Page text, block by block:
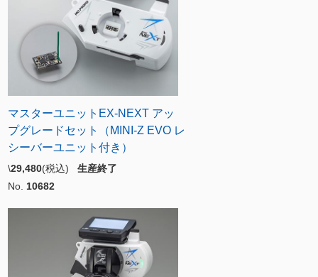
マスターユニットEX-NEXT アッ
プグレードセット（MINI-Z EVO レ
シーバーユニット付き）
\29,480(税込) 生産終了
No. 10682